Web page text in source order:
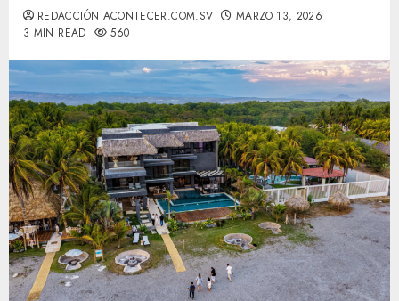
REDACCIÓN ACONTECER.COM.SV
MARZO 13, 2026
3 MIN READ
560